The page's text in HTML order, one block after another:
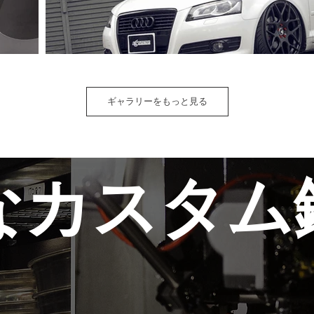
ギャラリーをもっと見る
カスタム